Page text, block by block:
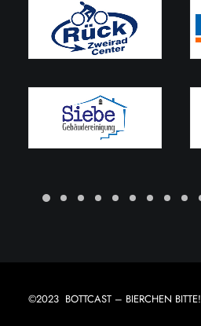
©2023 BOTTCAST – BIERCHEN BITTE!